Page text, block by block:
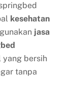
kesehatan
jasa
yang bersih
tanpa